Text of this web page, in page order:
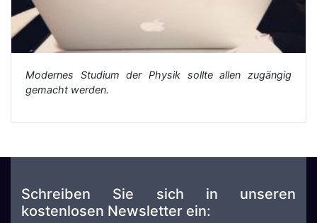
Modernes Studium der Physik sollte allen zugängig
gemacht werden.
Schreiben Sie sich in unseren
kostenlosen Newsletter ein: